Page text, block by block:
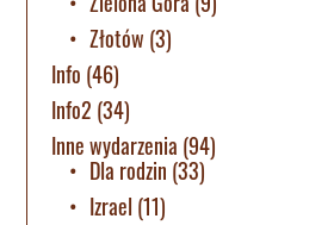
Złotów (3)
Info (46)
Info2 (34)
Inne wydarzenia (94)
Dla rodzin (33)
Izrael (11)